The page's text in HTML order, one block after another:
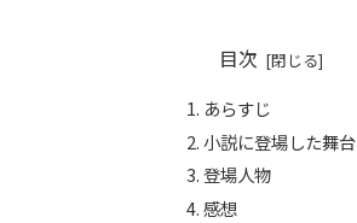
目次
あらすじ
小説に登場した舞台
登場人物
感想